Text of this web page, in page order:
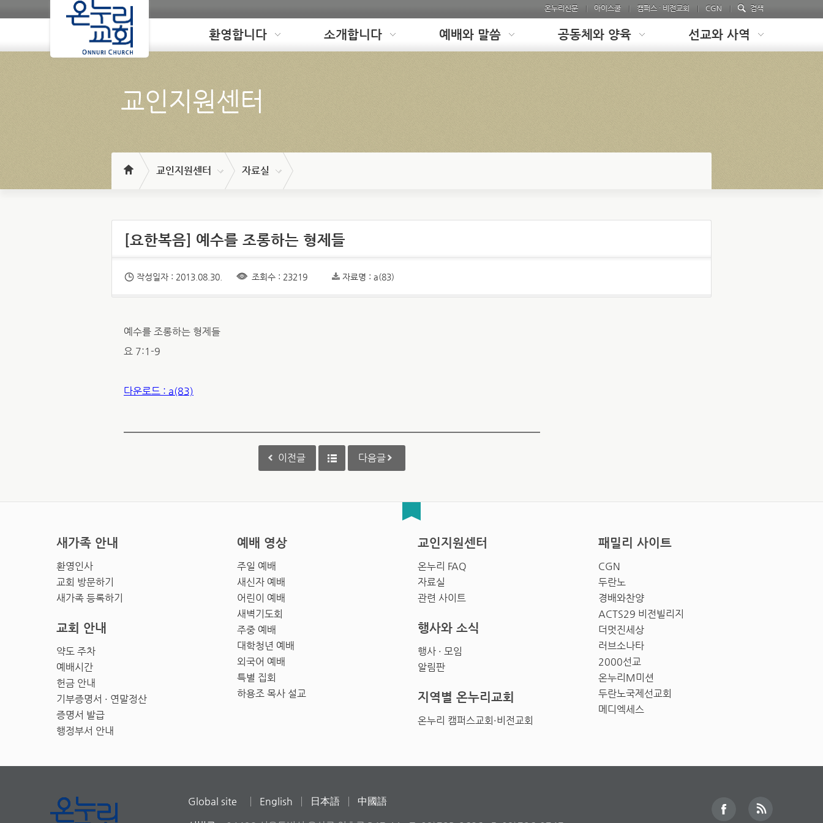
온누리신문 아이스쿨 캠퍼스 · 비전교회 CGN 검색
Loading 환영합니다 소개합니다 예배와 말씀 공동체와 양육 선교와 사역
교인지원센터
교인지원센터 자료실
[요한복음] 예수를 조롱하는 형제들
작성일자 : 2013.08.30. 조회수 : 23219 자료명 : a(83)
예수를 조롱하는 형제들
요 7:1-9
다운로드 : a(83)
이전글 다음글
새가족 안내
환영인사
교회 방문하기
새가족 등록하기
예배 영상
주일 예배
새신자 예배
어린이 예배
새벽기도회
주중 예배
대학청년 예배
외국어 예배
특별 집회
하용조 목사 설교
교인지원센터
온누리 FAQ
자료실
관련 사이트
패밀리 사이트
CGN
두란노
경배와찬양
ACTS29 비전빌리지
더멋진세상
러브소나타
2000선교
온누리M미션
두란노국제선교회
메디엑세스
교회 안내
약도 주차
예배시간
헌금 안내
기부증명서 · 연말정산
증명서 발급
행정부서 안내
행사와 소식
행사 · 모임
알림판
지역별 온누리교회
온누리 캠퍼스교회·비전교회
Global site English 日本語 中國語